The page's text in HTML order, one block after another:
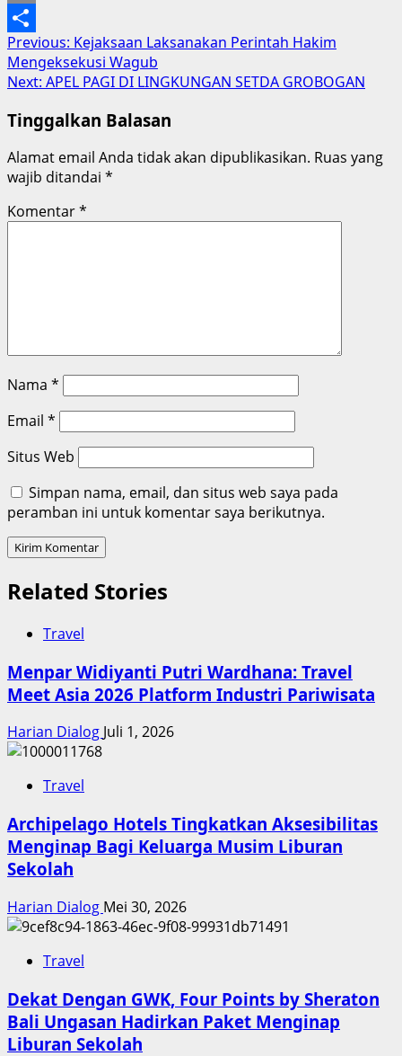
Email
Share
Post
navigation
Previous: Kejaksaan Laksanakan Perintah Hakim
Mengeksekusi Wagub
Next: APEL PAGI DI LINGKUNGAN SETDA GROBOGAN
Tinggalkan Balasan
Alamat email Anda tidak akan dipublikasikan. Ruas yang
wajib ditandai *
Komentar*
Nama *
Email *
Situs Web
Simpan nama, email, dan situs web saya pada
peramban ini untuk komentar saya berikutnya.
Related Stories
Travel
Menpar Widiyanti Putri Wardhana: Travel
Meet Asia 2026 Platform Industri Pariwisata
Harian Dialog Juli 1, 2026
Travel
Archipelago Hotels Tingkatkan Aksesibilitas
Menginap Bagi Keluarga Musim Liburan
Sekolah
Harian Dialog Mei 30, 2026
Travel
Dekat Dengan GWK, Four Points by Sheraton
Bali Ungasan Hadirkan Paket Menginap
Liburan Sekolah